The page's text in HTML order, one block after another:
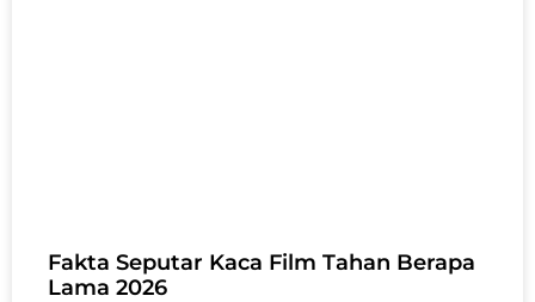
Fakta Seputar Kaca Film Tahan Berapa
Lama 2026